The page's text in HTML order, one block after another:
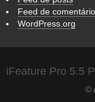
Feed de
WordPress.org
iFeature Pro 5.5
©